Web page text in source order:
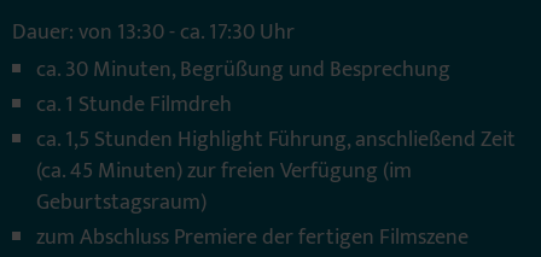
Dauer: von 13:30 - ca. 17:30 Uhr
ca. 30 Minuten, Begrüßung und Besprechung
ca. 1 Stunde Filmdreh
ca. 1,5 Stunden Highlight Führung, anschließend Zeit
(ca. 45 Minuten) zur freien Verfügung (im
Geburtstagsraum)
zum Abschluss Premiere der fertigen Filmszene